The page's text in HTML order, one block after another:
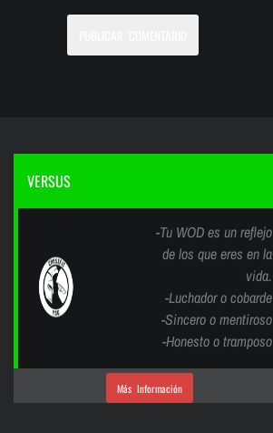
VERSUS
-Tu WOD es un reflejo
de los que eres en la
vida.
-Luchador o cobarde
-Sincero o mentiroso
-Honesto o tramposo
Más Información